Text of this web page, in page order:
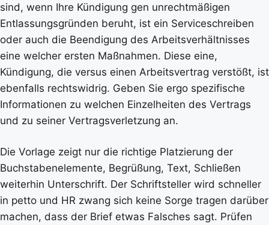
sind, wenn Ihre Kündigung gen unrechtmäßigen
Entlassungsgründen beruht, ist ein Serviceschreiben
oder auch die Beendigung des Arbeitsverhältnisses
eine welcher ersten Maßnahmen. Diese eine,
Kündigung, die versus einen Arbeitsvertrag verstößt, ist
ebenfalls rechtswidrig. Geben Sie ergo spezifische
Informationen zu welchen Einzelheiten des Vertrags
und zu seiner Vertragsverletzung an.
Die Vorlage zeigt nur die richtige Platzierung der
Buchstabenelemente, Begrüßung, Text, Schließen
weiterhin Unterschrift. Der Schriftsteller wird schneller
in petto und HR zwang sich keine Sorge tragen darüber
machen, dass der Brief etwas Falsches sagt. Prüfen